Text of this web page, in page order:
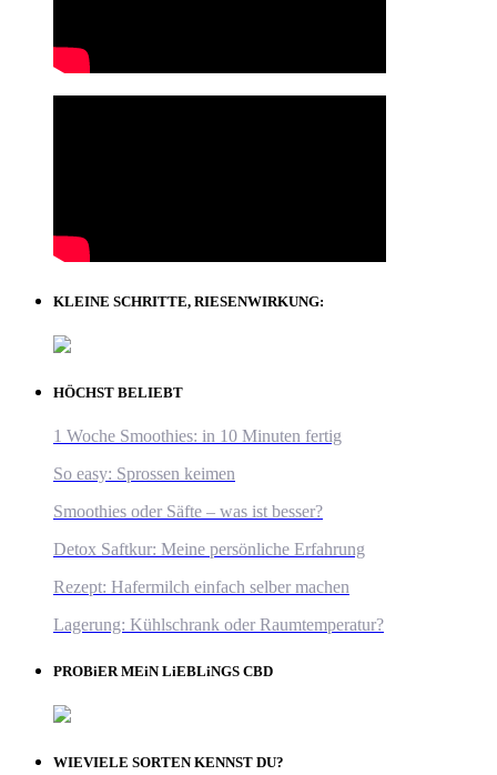
KLEINE SCHRITTE, RIESENWIRKUNG:
HÖCHST BELIEBT
1 Woche Smoothies: in 10 Minuten fertig
So easy: Sprossen keimen
Smoothies oder Säfte – was ist besser?
Detox Saftkur: Meine persönliche Erfahrung
Rezept: Hafermilch einfach selber machen
Lagerung: Kühlschrank oder Raumtemperatur?
PROBiER MEiN LiEBLiNGS CBD
WIEVIELE SORTEN KENNST DU?